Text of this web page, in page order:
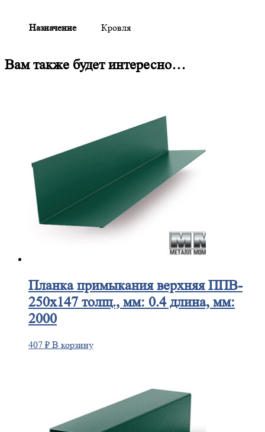
Назначение Кровля
Вам также будет интересно…
Планкапримыкания верхняя ППВ-
250х147 толщ., мм: 0.4 длина, мм:
2000
407 ₽ В корзину